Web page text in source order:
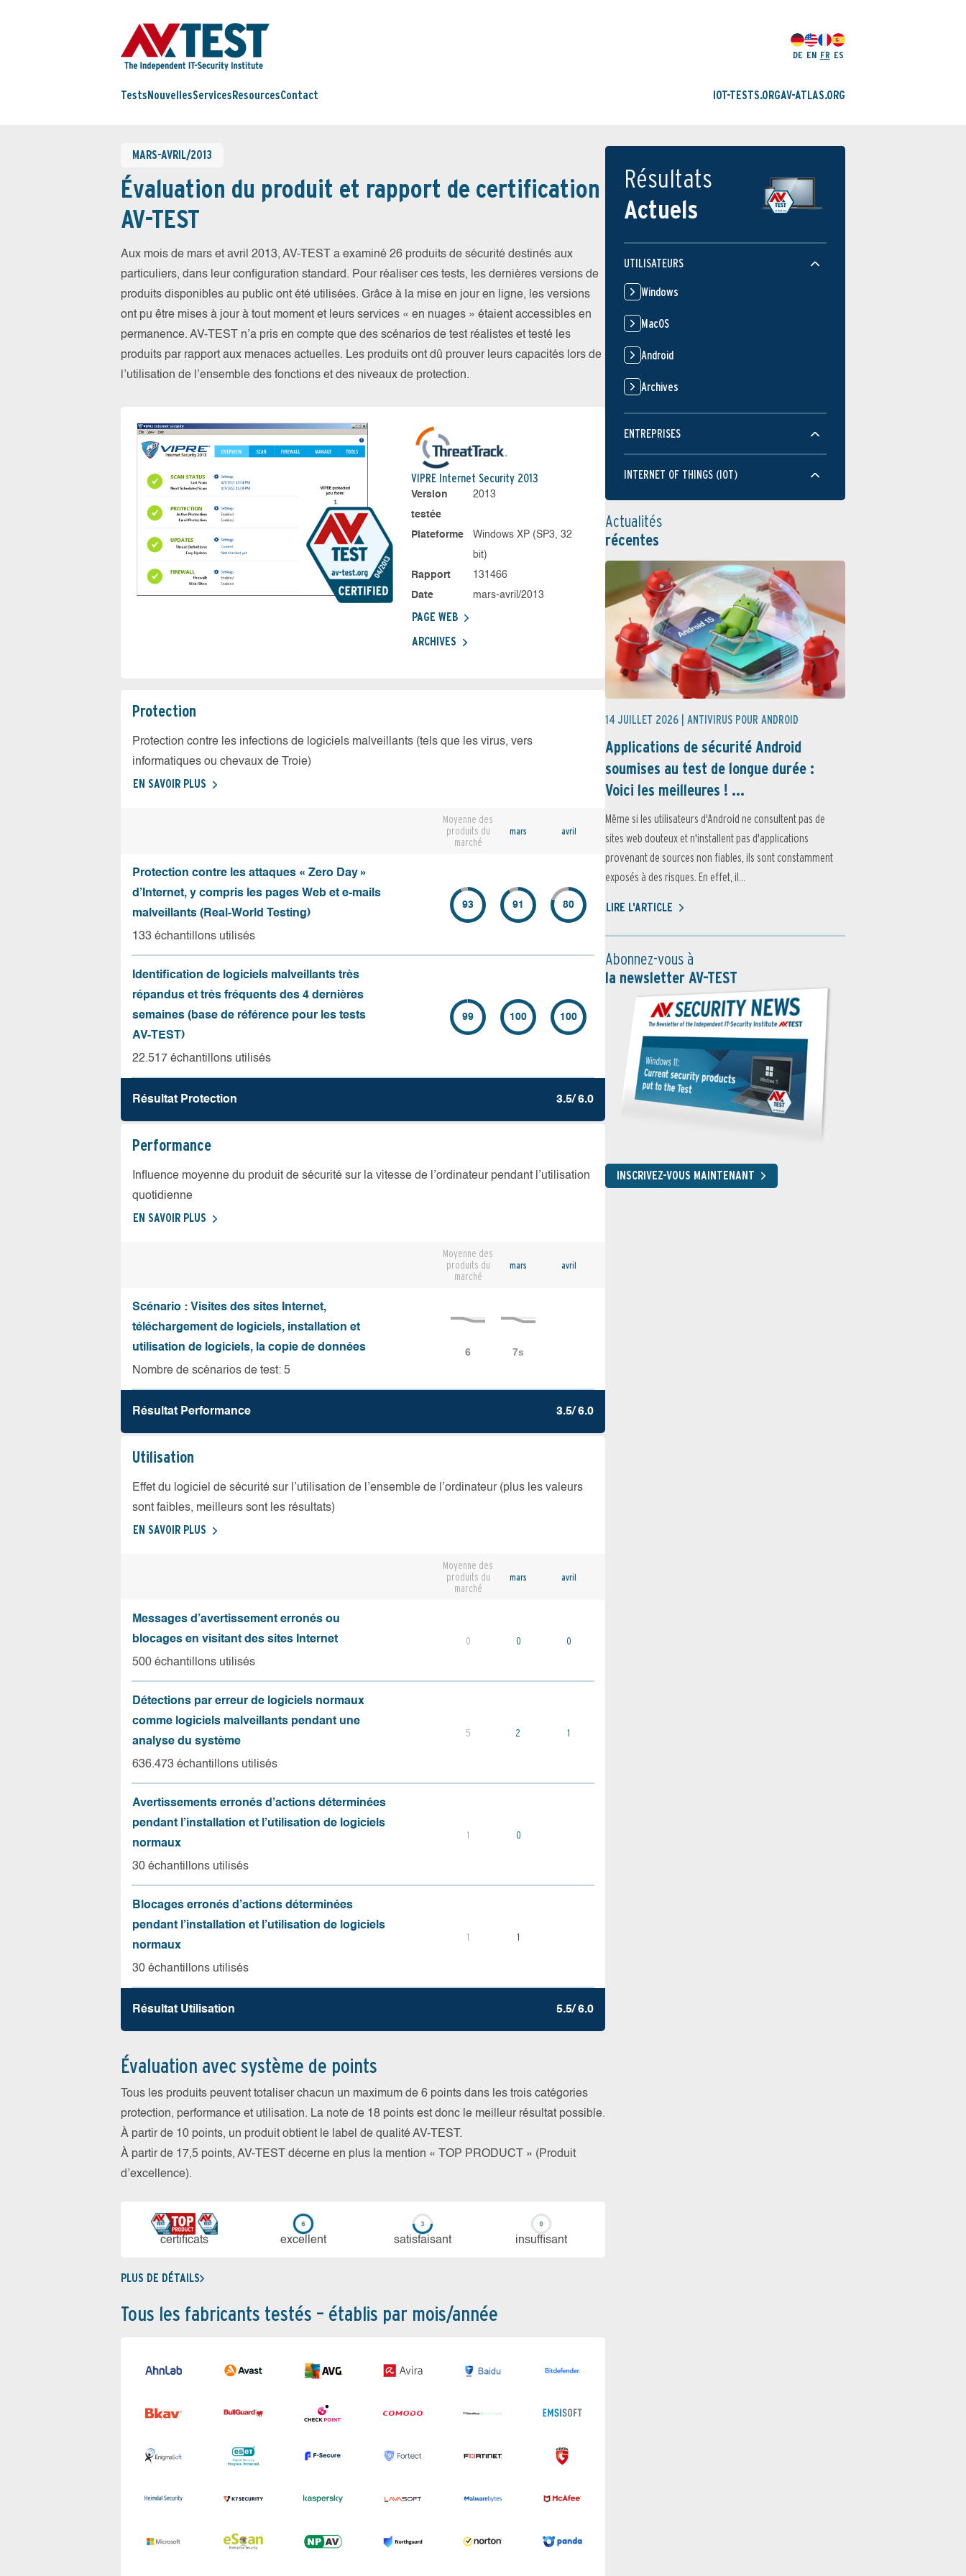
DE EN FR ES
Tests NouvellesServices ResourcesContact IOT-TESTS.ORGAV-ATLAS.ORG
MARS-AVRIL/2013
Évaluation du produit et rapport de certification
AV-TEST
Aux mois de mars et avril 2013, AV-TEST a examiné 26 produits de sécurité destinés aux
particuliers, dans leur configuration standard. Pour réaliser ces tests, les dernières versions de
produits disponibles au public ont été utilisées. Grâce à la mise en jour en ligne, les versions
ont pu être mises à jour à tout moment et leurs services « en nuages » étaient accessibles en
permanence. AV-TEST n’a pris en compte que des scénarios de test réalistes et testé les
produits par rapport aux menaces actuelles. Les produits ont dû prouver leurs capacités lors de
l’utilisation de l’ensemble des fonctions et des niveaux de protection.
VIPRE Internet Security 2013
Version
testée
2013
Plateforme
Windows XP (SP3, 32
bit)
Rapport
131466
Date
mars-avril/2013
PAGE WEB
ARCHIVES
Protection
Protection contre les infections de logiciels malveillants (tels que les virus, vers
informatiques ou chevaux de Troie)
EN SAVOIR PLUS
Moyenne des
produits du
marché
mars avril
Protection contre les attaques « Zero Day »
d’Internet, y compris les pages Web et e-mails
malveillants (Real-World Testing)
133 échantillons utilisés
93 91 80
Identification de logiciels malveillants très
répandus et très fréquents des 4 dernières
semaines (base de référence pour les tests
AV-TEST)
22.517 échantillons utilisés
99 100 100
Résultat Protection 3.5/ 6.0
Performance
Influence moyenne du produit de sécurité sur la vitesse de l’ordinateur pendant l’utilisation
quotidienne
EN SAVOIR PLUS
Moyenne des
produits du
marché
mars avril
Scénario : Visites des sites Internet,
téléchargement de logiciels, installation et
utilisation de logiciels, la copie de données
Nombre de scénarios de test: 5
Résultat Performance 3.5/ 6.0
Utilisation
Effet du logiciel de sécurité sur l’utilisation de l’ensemble de l’ordinateur (plus les valeurs
sont faibles, meilleurs sont les résultats)
EN SAVOIR PLUS
Moyenne des
produits du
marché
mars avril
Messages d’avertissement erronés ou
blocages en visitant des sites Internet
500 échantillons utilisés
0 0 0
Détections par erreur de logiciels normaux
comme logiciels malveillants pendant une
analyse du système
636.473 échantillons utilisés
5 2 1
Avertissements erronés d’actions déterminées
pendant l’installation et l’utilisation de logiciels
normaux
30 échantillons utilisés
1 0
Blocages erronés d’actions déterminées
pendant l’installation et l’utilisation de logiciels
normaux
30 échantillons utilisés
1 1
Résultat Utilisation 5.5/ 6.0
Évaluation avec système de points
Tous les produits peuvent totaliser chacun un maximum de 6 points dans les trois catégories
protection, performance et utilisation. La note de 18 points est donc le meilleur résultat possible.
À partir de 10 points, un produit obtient le label de qualité AV-TEST.
À partir de 17,5 points, AV-TEST décerne en plus la mention « TOP PRODUCT » (Produit
d’excellence).
certi­ficats ex­cellent sa­tis­fai­sant in­suf­fi­sant
PLUS DE DÉTAILS
Tous les fabricants testés – établis par mois/année
Résultats
Actuels
UTILISATEURS
Windows
MacOS
Android
Archives
ENTREPRISES
INTERNET OF THINGS (IOT)
Actualités
récentes
14 JUILLET 2026 | ANTIVIRUS POUR ANDROID
Applications de sécurité Android
soumises au test de longue durée :
Voici les meilleures ! ...
Même si les utilisateurs d'Android ne consultent pas de
sites web douteux et n'installent pas d'applications
provenant de sources non fiables, ils sont constamment
exposés à des risques. En effet, il...
LIRE L'ARTICLE
Abonnez-vous à
la newsletter AV-TEST
INSCRIVEZ-VOUS MAINTENANT